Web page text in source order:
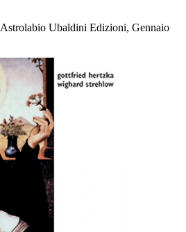
Ubaldini Edizioni, Gennaio